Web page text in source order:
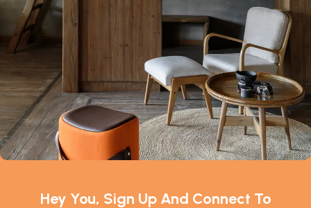
Hey You, Sign Up And Connect To